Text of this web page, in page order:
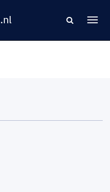
.nl